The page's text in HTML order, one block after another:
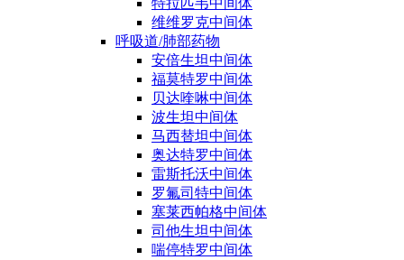
特拉匹韦中间体
维维罗克中间体
呼吸道/肺部药物
安倍生坦中间体
福莫特罗中间体
贝达喹啉中间体
波生坦中间体
马西替坦中间体
奥达特罗中间体
雷斯托沃中间体
罗氟司特中间体
塞莱西帕格中间体
司他生坦中间体
喘停特罗中间体